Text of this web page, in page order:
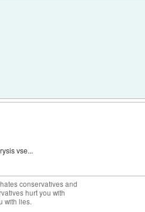
vse...
conservatives and
hurt you with
with lies.